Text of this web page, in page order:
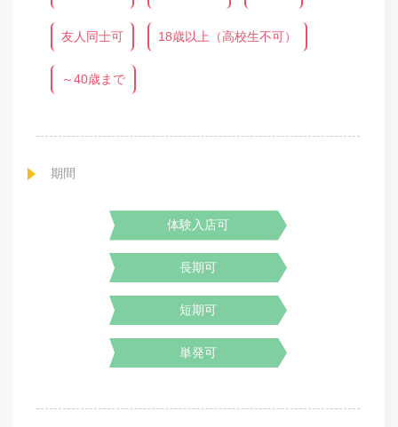
友人同士可 18歳以上（高校生不可）
～40歳まで
期間
体験入店可
長期可
短期可
単発可